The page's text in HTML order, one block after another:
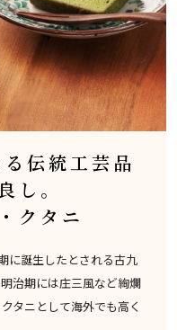
伝統工芸品
し。
クタニ
に誕生したとされる古九
治期には庄三風など絢爛
タニとして海外でも高く